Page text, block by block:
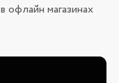
магазинах